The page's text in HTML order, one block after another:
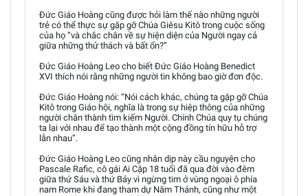
Đức Giáo Hoàng cũng được hỏi làm thế nào những người
trẻ có thể thực sự gặp gỡ Chúa Giêsu Kitô trong cuộc sống
của họ “và chắc chắn về sự hiện diện của Người ngay cả
giữa những thử thách và bất ổn?”
Đức Giáo Hoàng Leo cho biết Đức Giáo Hoàng Benedict
XVI thích nói rằng những người tin không bao giờ đơn độc.
Đức Giáo Hoàng nói: “Nói cách khác, chúng ta gặp gỡ Chúa
Kitô trong Giáo hội, nghĩa là trong sự hiệp thông của những
người chân thành tìm kiếm Người. Chính Chúa quy tụ chúng
ta lại với nhau để tạo thành một cộng đồng tín hữu hỗ trợ
lẫn nhau”.
Đức Giáo Hoàng Leo cũng nhân dịp này cầu nguyện cho
Pascale Rafic, cô gái Ai Cập 18 tuổi đã qua đời vào đêm
giữa thứ Sáu và thứ Bảy vì ngừng tim ở vùng ngoại ô phía
nam Rome khi đang tham dự Năm Thánh, cũng như một